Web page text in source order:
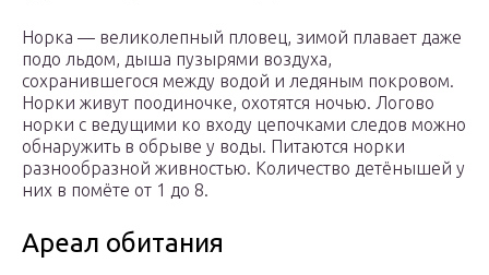
Норка — велико­лепный пловец, зимой плавает даже
подо льдом, дыша пузырями воздуха,
сохранившегося между водой и ледяным покровом.
Норки живут пооди­ночке, охотятся ночью. Логово
норки с ведущими ко входу цепочками следов можно
обнаружить в обрыве у воды. Питаются норки
разнооб­разной живностью. Количество детёнышей у
них в помёте от 1 до 8.
Ареал обитания